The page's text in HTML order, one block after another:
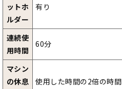
ットホ
ルダー
有り
連続使
用時間
60分
マシン
の休息
使用した時間の2倍の時間